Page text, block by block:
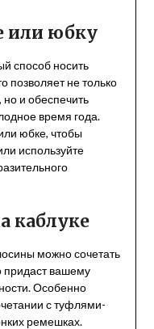
или юбку
способ носить
позволяет не только
но и обеспечить
время года.
юбке, чтобы
используйте
каблуке
можно сочетать
придаст вашему
Особенно
с туфлями-
ремешках.